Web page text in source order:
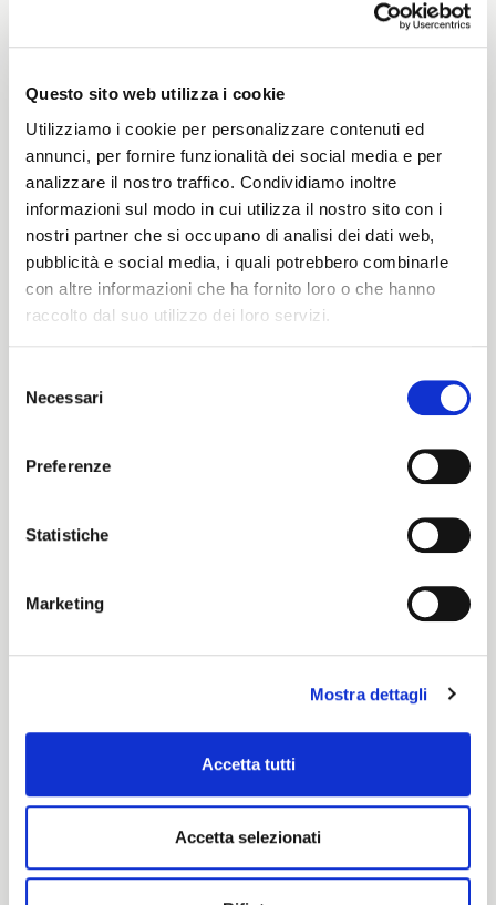
Questo sito web utilizza i cookie
Utilizziamo i cookie per personalizzare contenuti ed
annunci, per fornire funzionalità dei social media e per
analizzare il nostro traffico. Condividiamo inoltre
informazioni sul modo in cui utilizza il nostro sito con i
nostri partner che si occupano di analisi dei dati web,
pubblicità e social media, i quali potrebbero combinarle
con altre informazioni che ha fornito loro o che hanno
raccolto dal suo utilizzo dei loro servizi.
delNecessari
Preferenze
Statistiche
Marketing
Mostra dettagli
Accetta tutti
Accetta selezionati
Peso
390 G/MLIN
Altezza
144/148 CM
Caratteristiche e certificazioni